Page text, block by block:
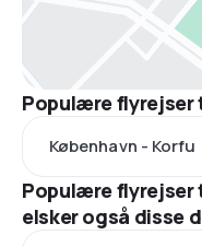
Populære flyrejser
København - Korfu
Populære flyrejser
elsker også disse